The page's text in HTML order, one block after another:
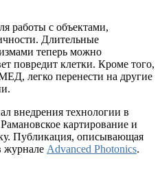
работы с объектами,
Длительные
теперь можно
повредит клетки. Кроме того,
легко перенести на другие
внедрения технологии в
картирование и
Публикация, описывающая
журнале Advanced Photonics.